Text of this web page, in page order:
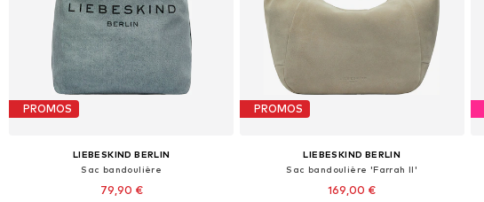
PROMOS
LIEBESKIND BERLIN
Sac bandoulière
79,90 €
PROMOS
LIEBESKIND BERLIN
Sac bandoulière 'Farrah II'
169,00 €